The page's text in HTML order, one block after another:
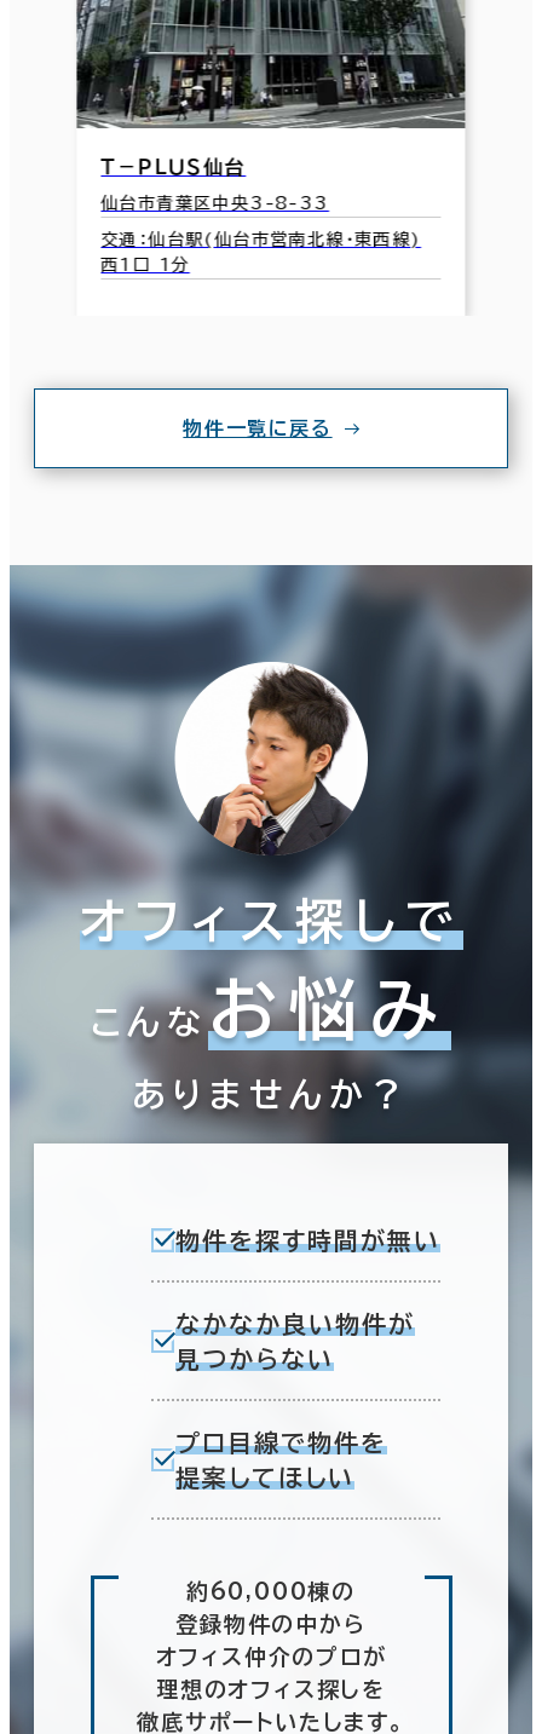
Ｔ－ＰＬＵＳ仙台
仙台市青葉区中央3-8-33
交通：仙台駅(仙台市営南北線･東西線)
西1口 1分
物件一覧に戻る
オフィス探しで
こんなお悩み
ありませんか？
物件を探す時間が無い
なかなか良い物件が
見つからない
プロ目線で物件を
提案してほしい
約60,000棟の
登録物件の中から
オフィス仲介のプロが
理想のオフィス探しを
徹底サポートいたします。